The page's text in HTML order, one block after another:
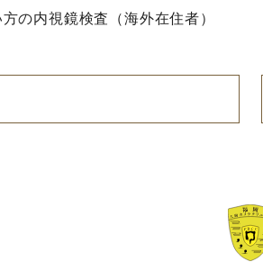
の内視鏡検査（海外在住者）